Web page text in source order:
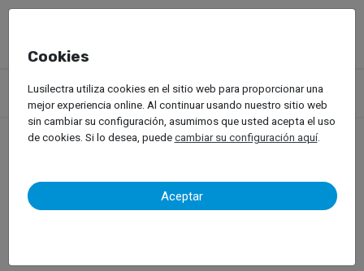
Productos Equipos de Taller
Servicio de llantas
Motocicletas
Equilibradoras de Ruedas
Equilibradoras de Ruedas
Cookies
Lusilectra utiliza cookies en el sitio web para proporcionar una
mejor experiencia online. Al continuar usando nuestro sitio web
sin cambiar su configuración, asumimos que usted acepta el uso
de cookies. Si lo desea, puedecambiar su configuración aquí.
Aceptar